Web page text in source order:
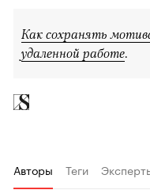
Как сохранять
удаленной работе.
Авторы Теги